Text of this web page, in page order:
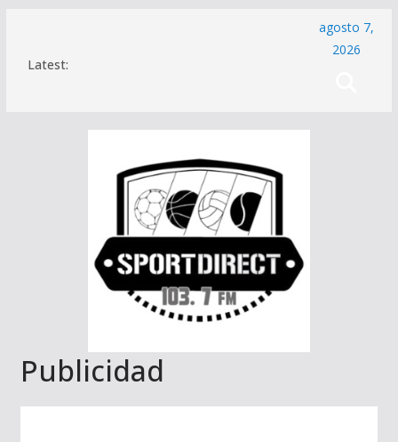
contenido
Latest:
agosto 7,
2026
Publicidad